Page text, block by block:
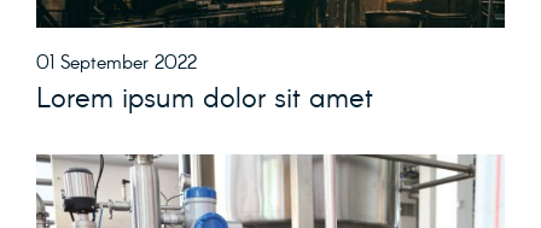
01 September 2022
Lorem ipsum dolor sit amet